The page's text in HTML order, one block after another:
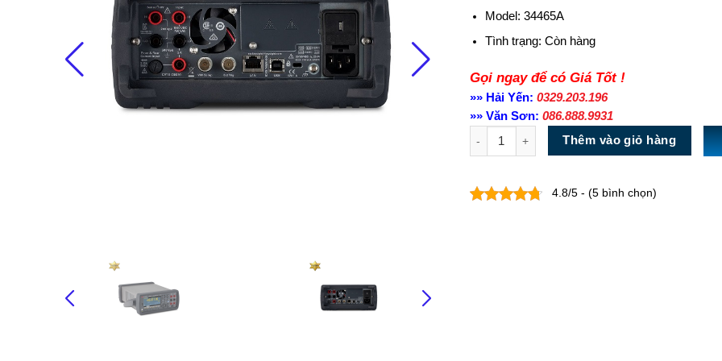
Model: 34465A
Tình trạng:Còn hàng
Gọi ngay để có Giá Tốt !
»» Hải Yến: 0329.203.196
»» Văn Sơn: 086.888.9931
Số lượng
Thêm vào giỏ hàng
4.8/5 - (5 bình chọn)